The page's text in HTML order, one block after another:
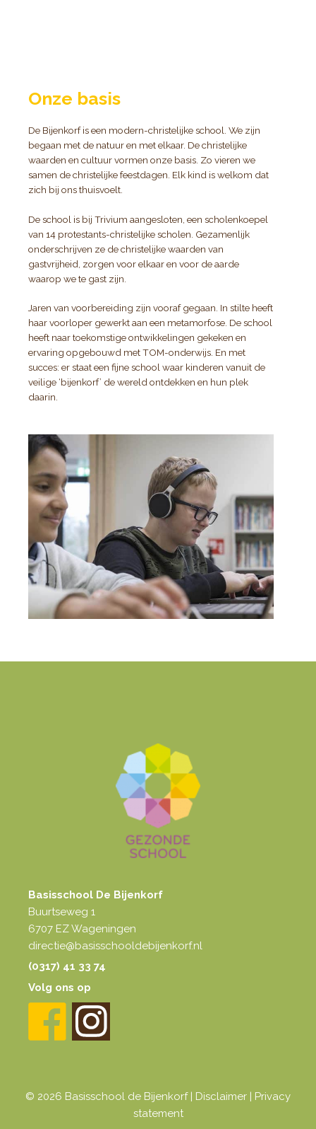
Onze basis
De Bijenkorf is een modern-christelijke school. We zijn
begaan met de natuur en met elkaar. De christelijke
waarden en cultuur vormen onze basis. Zo vieren we
samen de christelijke feestdagen. Elk kind is welkom dat
zich bij ons thuisvoelt.
De school is bij Trivium aangesloten, een scholenkoepel
van 14 protestants-christelijke scholen. Gezamenlijk
onderschrijven ze de christelijke waarden van
gastvrijheid, zorgen voor elkaar en voor de aarde
waarop we te gast zijn.
Jaren van voorbereiding zijn vooraf gegaan. In stilte heeft
haar voorloper gewerkt aan een metamorfose. De school
heeft naar toekomstige ontwikkelingen gekeken en
ervaring opgebouwd met TOM-onderwijs. En met
succes: er staat een fijne school waar kinderen vanuit de
veilige ‘bijenkorf’ de wereld ontdekken en hun plek
daarin.
Basisschool De Bijenkorf
Buurtseweg 1
6707 EZ Wageningen
directie@basisschooldebijenkorf.nl
(0317) 41 33 74
Volg ons op
© 2026 Basisschool de Bijenkorf | Disclaimer | Privacy
statement